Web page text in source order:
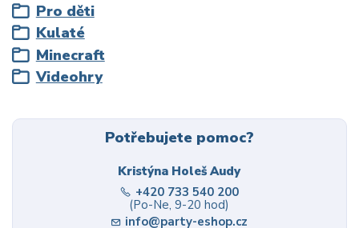
Pro děti
Kulaté
Minecraft
Videohry
Potřebujete pomoc?
Kristýna Holeš Audy
+420 733 540 200
(Po-Ne, 9-20 hod)
info@party-eshop.cz